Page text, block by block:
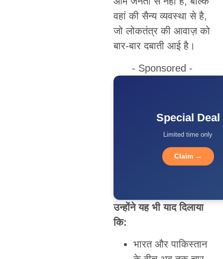
वहां की सैन्य व्यवस्था से है,
जो लोकतंत्र की आवाज़ को
बार-बार दबाती आई है।
- Sponsored -
Special Deal
Limited time only
Claim →
उन्होंने यह भी याद दिलाया
कि:
भारत और पाकिस्तान